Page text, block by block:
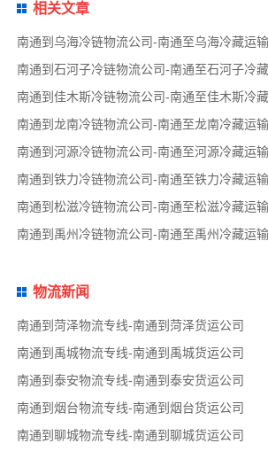
相关文章
南通到乌海冷链物流公司-南通至乌海冷藏运
南通到石河子冷链物流公司-南通至石河子冷
南通到佳木斯冷链物流公司-南通至佳木斯冷
南通到龙南冷链物流公司-南通至龙南冷藏运
南通到河源冷链物流公司-南通至河源冷藏运
南通到铁力冷链物流公司-南通至铁力冷藏运
南通到松滋冷链物流公司-南通至松滋冷藏运
南通到禹州冷链物流公司-南通至禹州冷藏运
物流新闻
南通到菏泽物流专线-南通到菏泽货运公司
南通到禹城物流专线-南通到禹城货运公司
南通到泰安物流专线-南通到泰安货运公司
南通到烟台物流专线-南通到烟台货运公司
南通到聊城物流专线-南通到聊城货运公司